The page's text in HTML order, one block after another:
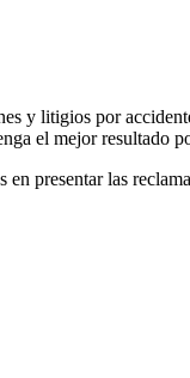
y litigios por
el mejor resultado
presentar las